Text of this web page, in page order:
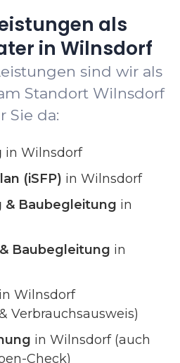
als
in Wilnsdorf
sind wir als
Standort Wilnsdorf
Sie da:
in Wilnsdorf
(iSFP) in Wilnsdorf
& Baubegleitung in
Baubegleitung in
in Wilnsdorf
Verbrauchsausweis)
in Wilnsdorf (auch
Check)